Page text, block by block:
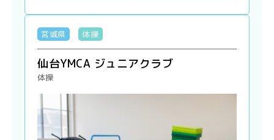
宮城県 体操
仙台YMCA ジュニアクラブ
体操